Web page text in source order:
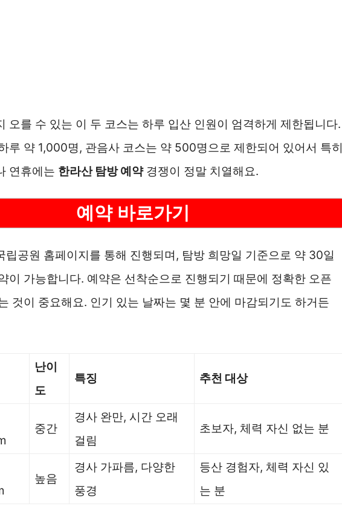
오를 수 있는 이 두 코스는 하루 입산 인원이 엄격하게 제한됩니다.
루 약 1,000명, 관음사 코스는 약 500명으로 제한되어 있어서 특히
연휴에는 한라산 탐방 예약경쟁이 정말 치열해요.
예약 바로가기
립공원 홈페이지를 통해 진행되며, 탐방 희망일 기준으로 약 30일
이 가능합니다. 예약은 선착순으로 진행되기 때문에 정확한 오픈
것이 중요해요. 인기 있는 날짜는 몇 분 안에 마감되기도 하거든
난이
도
특징 추천 대상
중간
경사 완만, 시간 오래
걸림
초보자, 체력 자신 없는 분
높음
경사 가파름, 다양한
풍경
등산 경험자, 체력 자신 있
는 분